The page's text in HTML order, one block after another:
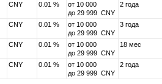
CNY 0.01 %
от 10 000
до 29 999 CNY
2 года
CNY 0.01 %
от 10 000
до 29 999 CNY
3 года
CNY 0.01 %
от 10 000
до 29 999 CNY
18 мес
CNY 0.01 %
от 10 000
до 29 999 CNY
2 года